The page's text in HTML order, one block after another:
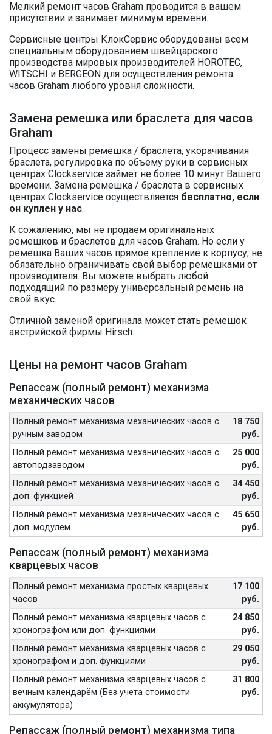
Мелкий ремонт часов Graham проводится в вашем
присутствии и занимает минимум времени.
Сервисные центры КлокСервис оборудованы всем
специальным оборудованием швейцарского
производства мировых производителей HOROTEC,
WITSCHI и BERGEON для осуществления ремонта
часов Graham любого уровня сложности.
Замена ремешка или браслета для часов
Graham
Процесс замены ремешка / браслета, укорачивания
браслета, регулировка по объему руки в сервисных
центрах Clockservice займет не более 10 минут Вашего
времени. Замена ремешка / браслета в сервисных
центрах Clockservice осуществляется бесплатно, если
он куплен у нас.
К сожалению, мы не продаем оригинальных
ремешков и браслетов для часов Graham. Но если у
ремешка Ваших часов прямое крепление к корпусу, не
обязательно ограничивать свой выбор ремешками от
производителя. Вы можете выбрать любой
подходящий по размеру универсальный ремень на
свой вкус.
Отличной заменой оригинала может стать ремешок
австрийской фирмы Hirsch.
Цены на ремонт часов Graham
Репассаж (полный ремонт) механизма
механических часов
Полный ремонт механизма механических часов с
ручным заводом
18 750
руб.
Полный ремонт механизма механических часов с
автоподзаводом
25 000
руб.
Полный ремонт механизма механических часов с
доп. функцией
34 450
руб.
Полный ремонт механизма механических часов с
доп. модулем
45 650
руб.
Репассаж (полный ремонт) механизма
кварцевых часов
Полный ремонт механизма простых кварцевых
часов
17 100
руб.
Полный ремонт механизма кварцевых часов с
хронографом или доп. функциями
24 850
руб.
Полный ремонт механизма кварцевых часов с
хронографом и доп. функциями
29 050
руб.
Полный ремонт механизма кварцевых часов с
вечным календарём (Без учета стоимости
аккумулятора)
31 800
руб.
Репассаж (полный ремонт) механизма типа